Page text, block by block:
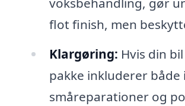
flot finish, men
Klargøring: Hvis din
pakke inkluderer
småreparationer og